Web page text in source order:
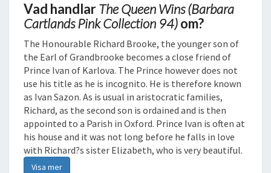
D
S
I
N
K
C
O
L
L
E
C
Vad handlarThe Queen Wins (Barbara
Cartlands Pink Collection 94)om?
The Honourable Richard Brooke, the younger son of
the Earl of Grandbrooke becomes a close friend of
Prince Ivan of Karlova. The Prince however does not
use his title as he is incognito. He is therefore known
as Ivan Sazon. As is usual in aristocratic families,
Richard, as the second son is ordained and is then
appointed to a Parish in Oxford. Prince Ivan is often at
his house and it was not long before he falls in love
with Richard?s sister Elizabeth, who is very beautiful.
Visa mer